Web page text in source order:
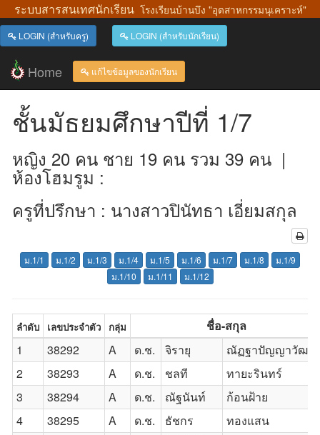
ระบบสารสนเทศนักเรียน โรงเรียนบ้านบึง "อุตสาหกรรมนุเคราะห์"
LOGIN (สำหรับครู) LOGIN (สำหรับนักเรียน)
แก้ไขข้อมูลของนักเรียน
Home
ชั้นมัธยมศึกษาปีที่ 1/7
หญิง 20 คน ชาย 19 คน รวม 39 คน |
ห้องโฮมรูม :
ครูที่ปรึกษา : นางสาวปินัทธา เอี่ยมสกุล
ม.1/1 ม.1/2 ม.1/3 ม.1/4 ม.1/5 ม.1/6 ม.1/7 ม.1/8
ม.1/9
ม.1/10
ม.1/11 ม.1/12
ลำดับ เลขประจำตัว กลุ่ม
ชื่อ-สกุล
1
38292 A ด.ช. จิรายุ
ณัฏฐาปัญญาวัฒณ์
2
38293 A ด.ช. ชลที
ทายะรินทร์
3
38294 A ด.ช. ณัฐนันท์
ก้อนฝ้าย
4
38295 A ด.ช. ธัชกร
ทองแสน